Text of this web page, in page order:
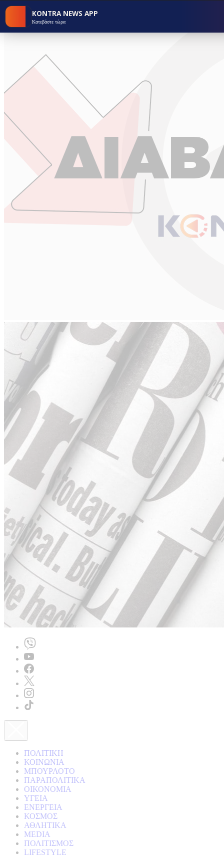
ΠΟΛΙΤΙΚΗ
ΚΟΙΝΩΝΙΑ
ΜΠΟΥΡΛΟΤΟ
ΠΑΡΑΠΟΛΙΤΙΚΑ
ΟΙΚΟΝΟΜΙΑ
ΥΓΕΙΑ
ΕΝΕΡΓΕΙΑ
ΚΟΣΜΟΣ
ΑΘΛΗΤΙΚΑ
MEDIA
ΠΟΛΙΤΙΣΜΟΣ
LIFESTYLE
KONTRA NEWS APP
Κατεβάστε τώρα